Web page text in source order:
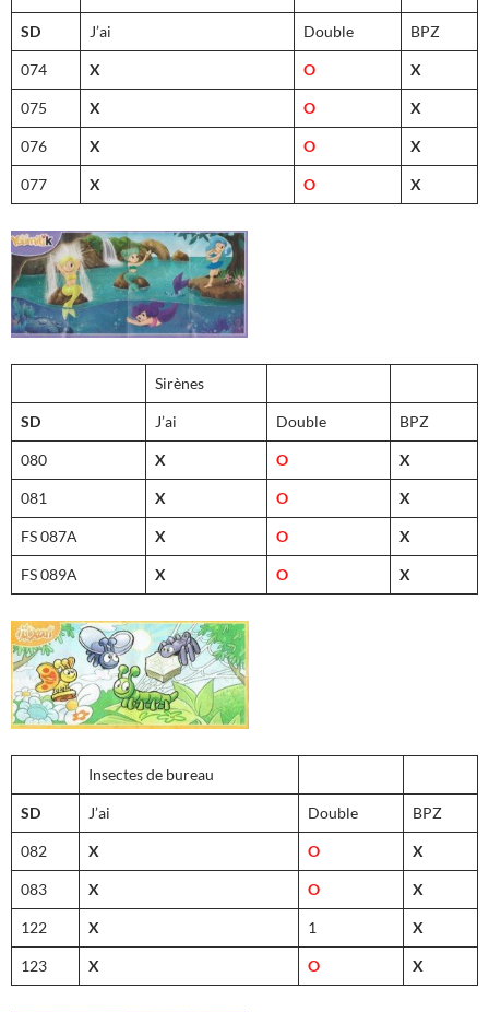
SD J’ai Double BPZ
074 X O X
075 X O X
076 X O X
077 X O X
Sirènes
SD J’ai Double BPZ
080 X O X
081 X O X
FS 087A X O X
FS 089A X O X
Insectes de bureau
SD J’ai Double BPZ
082 X O X
083 X O X
122 X 1 X
123 X O X